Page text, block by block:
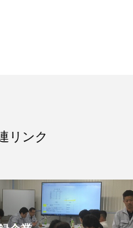
リンク